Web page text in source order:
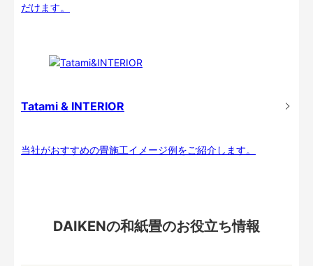
だけます。
Tatami & INTERIOR
当社がおすすめの畳施工イメージ例をご紹介します。
DAIKENの和紙畳のお役立ち情報